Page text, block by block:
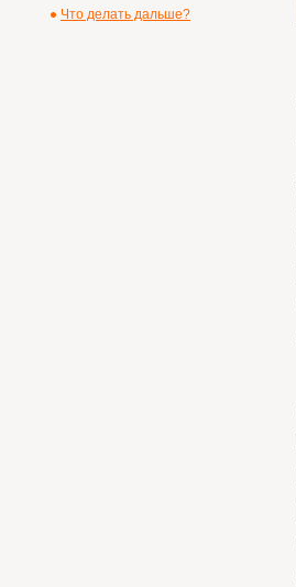
Что делать дальше?